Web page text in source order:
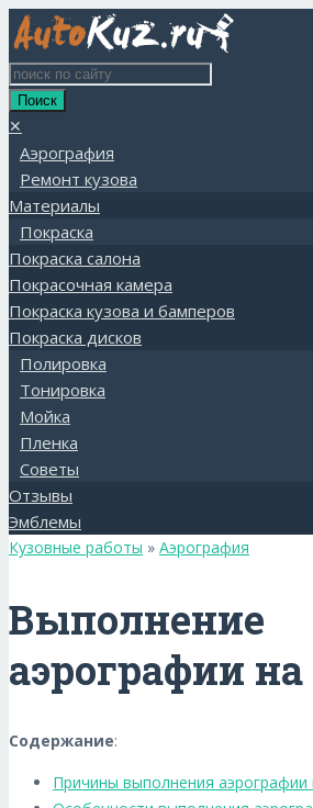
✕
Аэрография
Ремонт кузова
Материалы
Покраска
Покраска салона
Покрасочная камера
Покраска кузова и бамперов
Покраска дисков
Полировка
Тонировка
Мойка
Пленка
Советы
Отзывы
Эмблемы
Кузовные работы » Аэрография
Выполнение
аэрографии
Содержание:
Причины выполнения аэрографии